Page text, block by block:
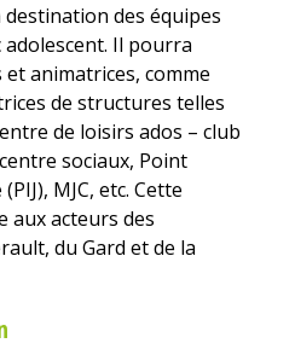
des équipes
adolescent. Il pourra
animatrices, comme
de structures telles
de loisirs ados – club
sociaux, Point
MJC, etc. Cette
acteurs des
du Gard et de la